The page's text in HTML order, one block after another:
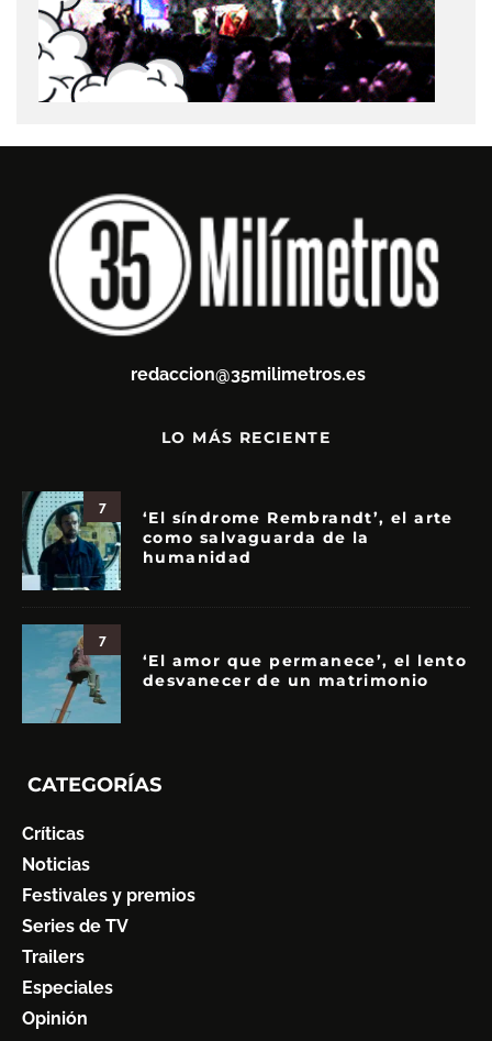
redaccion@35milimetros.es
LO MÁS RECIENTE
7
‘El síndrome Rembrandt’, el arte
como salvaguarda de la
humanidad
7
‘El amor que permanece’, el lento
desvanecer de un matrimonio
CATEGORÍAS
Críticas
Noticias
Festivales y premios
Series de TV
Trailers
Especiales
Opinión